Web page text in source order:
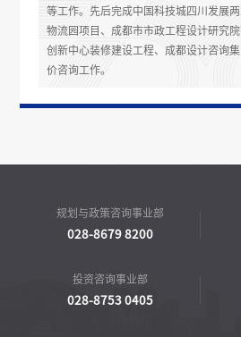
等工作。先后完成中国科技城四川发展
物流园项目、成都市市政工程设计研究
创新中心装修建设工程、成都设计咨询
价咨询工作。
规划与政策咨询事业部
028-8679 8200
投资咨询事业部
028-8753 0405